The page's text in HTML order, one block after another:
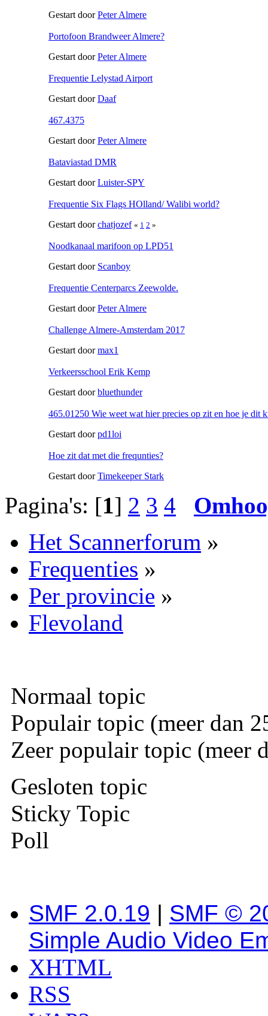
Gestart doorPeter Almere
Portofoon Brandweer Almere?
Gestart doorPeter Almere
Frequentie Lelystad Airport
Gestart doorDaaf
467.4375
Gestart doorPeter Almere
Bataviastad DMR
Gestart doorLuister-SPY
Frequentie Six Flags HOlland/ Walibi world?
Gestart doorchatjozef « 1 2 »
Noodkanaal marifoon op LPD51
Gestart door Scanboy
Frequentie Centerparcs Zeewolde.
Gestart doorPeter Almere
Challenge Almere-Amsterdam 2017
Gestart doormax1
Verkeersschool Erik Kemp
Gestart doorbluethunder
465.01250 Wie weet wat hier precies op zit en hoe je dit
Gestart doorpd1loi
Hoe zit dat met die frequnties?
Gestart doorTimekeeper Stark
Pagina's: [1] 2 3 4
Het Scannerforum »
Frequenties »
Per provincie »
Flevoland
Normaal topic
Populair topic (meer dan
Zeer populair topic (meer
Gesloten topic
Sticky Topic
Poll
SMF 2.0.19 | SMF ©
Simple Audio Video
XHTML
RSS